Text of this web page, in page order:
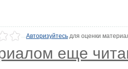
Авторизуйтесьдля оценки
еще